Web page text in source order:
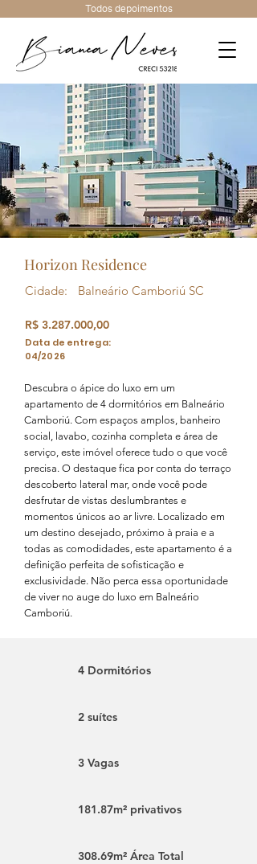
Todos depoimentos
Horizon Residence
Cidade: Balneário Camboriú SC
R$ 3.287.000,00
Data de entrega:
04/2026
Descubra o ápice do luxo em um
apartamento de 4 dormitórios em Balneário
Camboriú. Com espaços amplos, banheiro
social, lavabo, cozinha completa e área de
serviço, este imóvel oferece tudo o que você
precisa. O destaque fica por conta do terraço
descoberto lateral mar, onde você pode
desfrutar de vistas deslumbrantes e
momentos únicos ao ar livre. Localizado em
um destino desejado, próximo à praia e a
todas as comodidades, este apartamento é a
definição perfeita de sofisticação e
exclusividade. Não perca essa oportunidade
de viver no auge do luxo em Balneário
Camboriú.
4 Dormitórios
2 suítes
3 Vagas
181.87m² privativos
308.69m² Área Total